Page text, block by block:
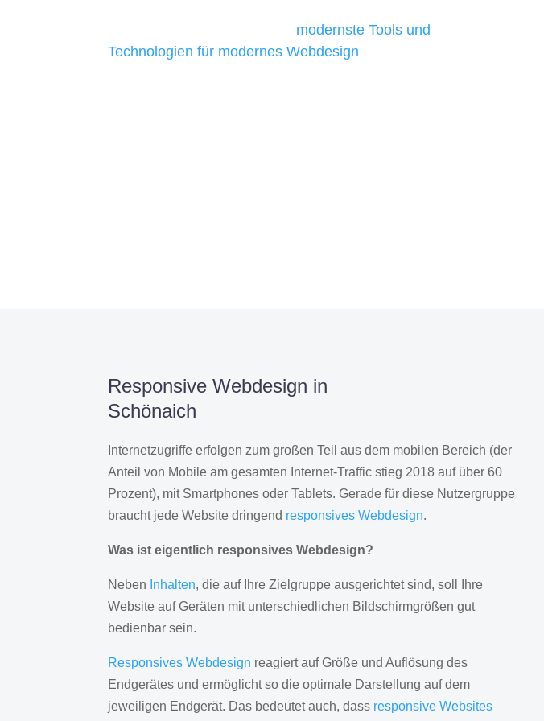
modernste Tools und
Technologien für modernes Webdesign
Responsive Webdesign in
Schönaich
Internetzugriffe erfolgen zum großen Teil aus dem mobilen Bereich (der
Anteil von Mobile am gesamten Internet-Traffic stieg 2018 auf über 60
Prozent), mit Smartphones oder Tablets. Gerade für diese Nutzergruppe
braucht jede Website dringend responsives Webdesign.
Was ist eigentlich responsives Webdesign?
Neben Inhalten, die auf Ihre Zielgruppe ausgerichtet sind, soll Ihre
Website auf Geräten mit unterschiedlichen Bildschirmgrößen gut
bedienbar sein.
Responsives Webdesign reagiert auf Größe und Auflösung des
Endgerätes und ermöglicht so die optimale Darstellung auf dem
jeweiligen Endgerät. Das bedeutet auch, dass responsive Websites